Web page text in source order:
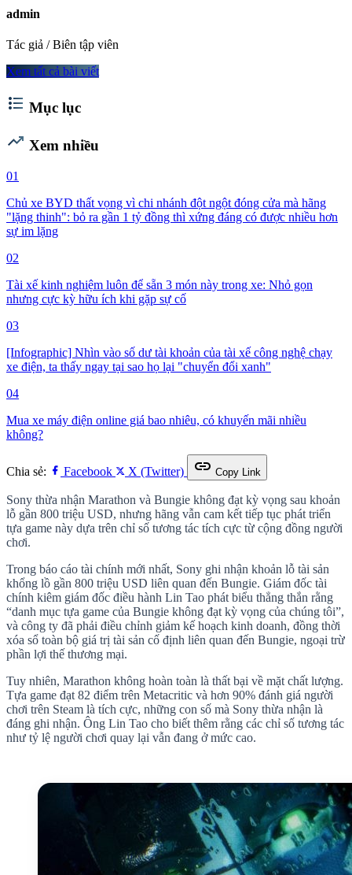
admin
Tác giả / Biên tập viên
Xem tất cả bài viết
format_list_bulleted Mục lục
trending_up Xem nhiều
01
Chủ xe BYD thất vọng vì chi nhánh đột ngột đóng cửa mà hãng
"lặng thinh": bỏ ra gần 1 tỷ đồng thì xứng đáng có được nhiều hơn
sự im lặng
02
Tài xế kinh nghiệm luôn để sẵn 3 món này trong xe: Nhỏ gọn
nhưng cực kỳ hữu ích khi gặp sự cố
03
[Infographic] Nhìn vào số dư tài khoản của tài xế công nghệ chạy
xe điện, ta thấy ngay tại sao họ lại "chuyển đổi xanh"
04
Mua xe máy điện online giá bao nhiêu, có khuyến mãi nhiều
không?
Chia sẻ: Facebook X (Twitter) link Copy Link
Sony thừa nhận Marathon và Bungie không đạt kỳ vọng sau khoản
lỗ gần 800 triệu USD, nhưng hãng vẫn cam kết tiếp tục phát triển
tựa game này dựa trên chỉ số tương tác tích cực từ cộng đồng người
chơi.
Trong báo cáo tài chính mới nhất, Sony ghi nhận khoản lỗ tài sản
khổng lồ gần 800 triệu USD liên quan đến Bungie. Giám đốc tài
chính kiêm giám đốc điều hành Lin Tao phát biểu thẳng thắn rằng
“danh mục tựa game của Bungie không đạt kỳ vọng của chúng tôi”,
và công ty đã phải điều chỉnh giảm kế hoạch kinh doanh, đồng thời
xóa sổ toàn bộ giá trị tài sản cố định liên quan đến Bungie, ngoại trừ
phần lợi thế thương mại.
Tuy nhiên, Marathon không hoàn toàn là thất bại về mặt chất lượng.
Tựa game đạt 82 điểm trên Metacritic và hơn 90% đánh giá người
chơi trên Steam là tích cực, những con số mà Sony thừa nhận là
đáng ghi nhận. Ông Lin Tao cho biết thêm rằng các chỉ số tương tác
như tỷ lệ người chơi quay lại vẫn đang ở mức cao.